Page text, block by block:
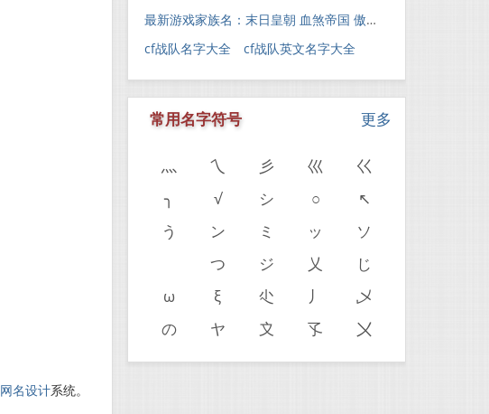
网名设计系统。
最新游戏家族名：末日皇朝 血煞帝国 傲霸天下 灭神一族
cf战队名字大全 cf战队英文名字大全
更多
常用名字符号
灬 乀 彡 巛
巜
╮
√ シ ○
↖
う
ン ミ ッ
ソ
つ ジ 乂
じ
ω
ξ 尐 丿
乄
の
ヤ 〩 孓 〤